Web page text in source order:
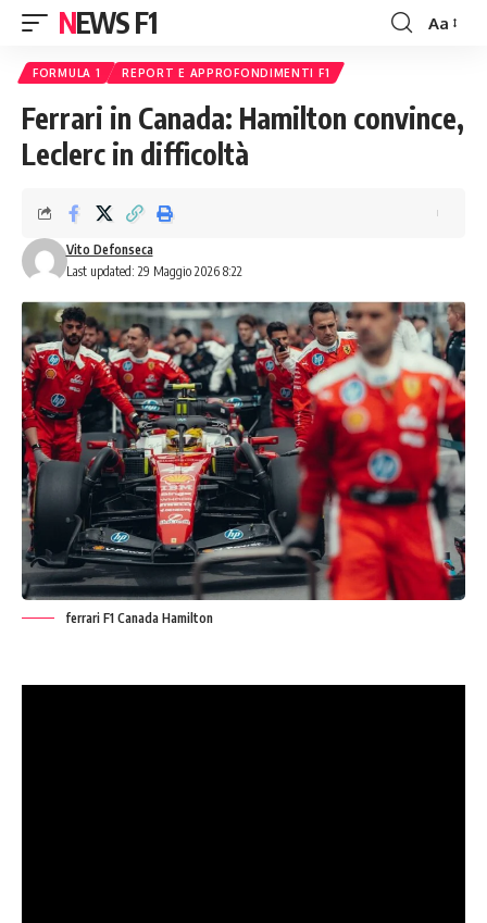
NEWS F1
Font
Aa
FORMULA 1 REPORT E APPROFONDIMENTI F1
Ferrari in Canada: Hamilton convince,
Leclerc in difficoltà
Last updated: 29 Maggio 2026 8:22
Vito Defonseca
ferrari F1 Canada Hamilton